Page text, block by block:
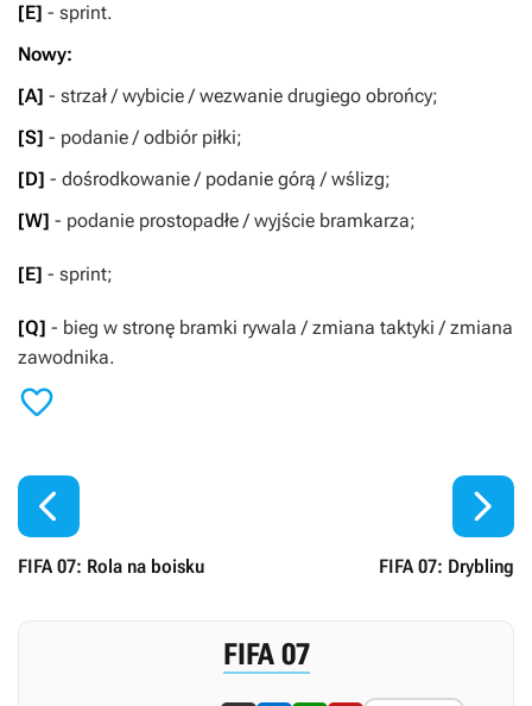
[E] - sprint.
Nowy:
[A] - strzał / wybicie / wezwanie drugiego obrońcy;
[S] - podanie / odbiór piłki;
[D] - dośrodkowanie / podanie górą / wślizg;
[W] - podanie prostopadłe / wyjście bramkarza;
[E] - sprint;
[Q] - bieg w stronę bramki rywala / zmiana taktyki / zmiana
zawodnika.


FIFA 07: Rola na boisku FIFA 07: Drybling

FIFA 07